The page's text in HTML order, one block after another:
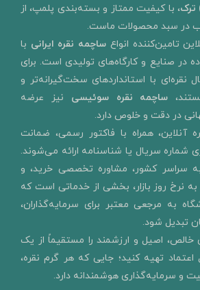
، با کیفیت ممتاز و بسته‌بندی پلمپ، از
در سبد محصولات ماست.
تامین‌کننده انواع ساچمه نقره ایرانی با
در صنایع و کارگاه‌های تولیدی است. برای
نقره‌ای با استانداردهای سخت‌گیرانه‌تر و
ساچمه نقره سوئیسی نیز عرضه
در دقت و خلوص دارد.
آنلاین، همراه با فاکتور رسمی، ضمانت
شماره سریال یا شناسنامه ارائه می‌شوند.
سراسر کشور، مشاوره تخصصی خرید، و
نرخ روز بازار، بخشی از خدماتی است که
به مرجعی معتبر برای سرمایه‌گذاران،
تبدیل شود.
خالص، اصیل و ارزشمند را مستقیماً از یک
تهیه کنید؛ جایی که هر گرم نقره،
و سرمایه‌گذاری هوشمندانه دارد.